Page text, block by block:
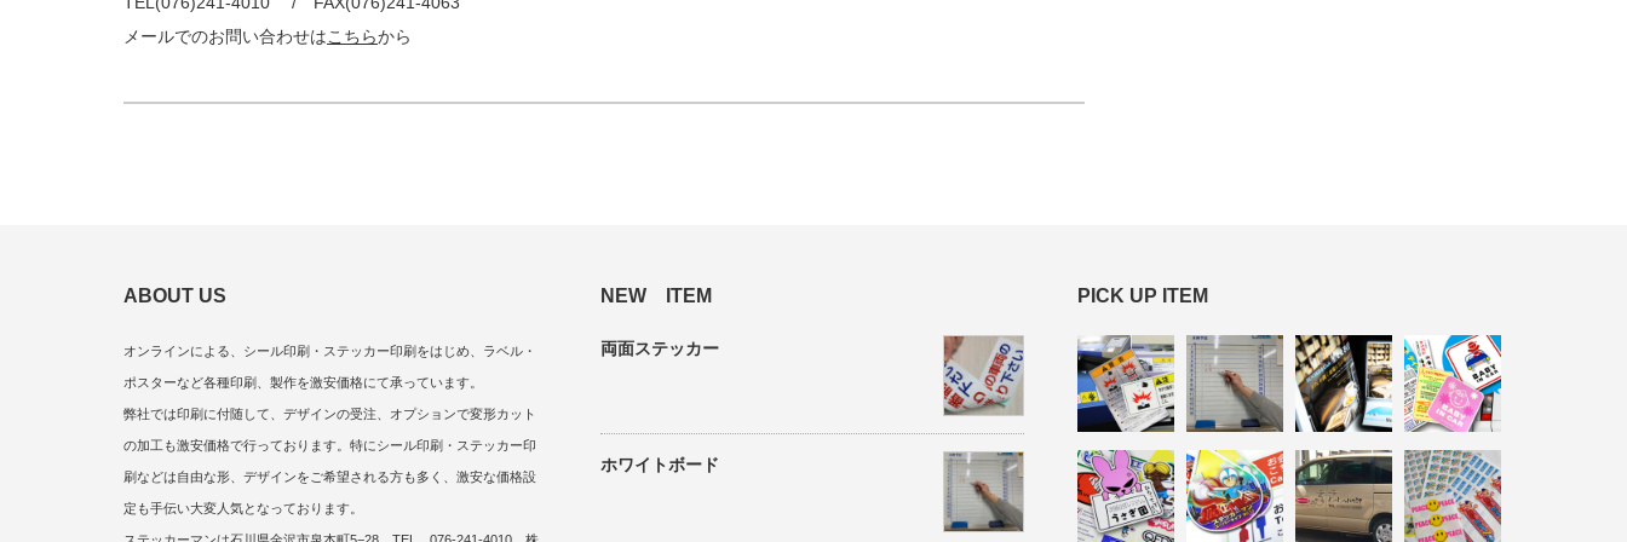
メールでのお問い合わせはこちらから
ABOUT US
オンラインによる、シール印刷・ステッカー印刷をはじめ、ラベル・
ポスターなど各種印刷、製作を激安価格にて承っています。
弊社では印刷に付随して、デザインの受注、オプションで変形カット
の加工も激安価格で行っております。特にシール印刷・ステッカー印
刷などは自由な形、デザインをご希望される方も多く、激安な価格設
定も手伝い大変人気となっております。
NEW ITEM
両面ステッカー
ホワイトボード
PICK UP ITEM